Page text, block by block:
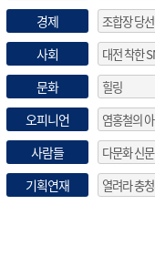
경제
사회
문화
오피니언
사람들
기획연재